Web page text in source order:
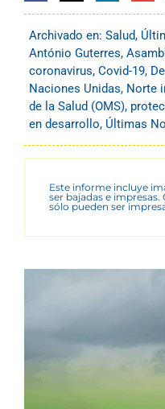
Archivado en: Salud,
António Guterres,
coronavirus, Covid-19,
Naciones Unidas, Norte
de la Salud (OMS),
en desarrollo, Últimas
Este informe incluye
ser bajadas e
sólo pueden ser